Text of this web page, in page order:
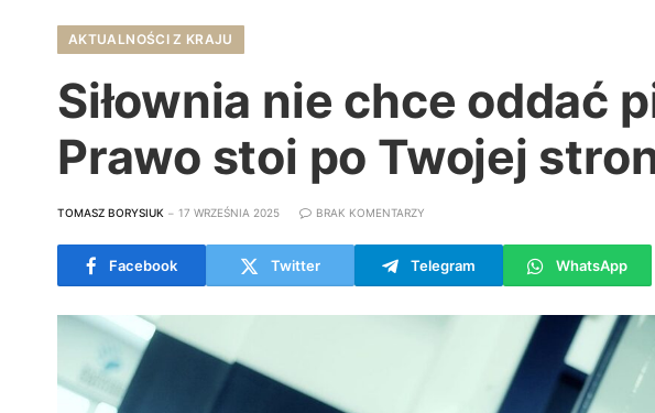
AKTUALNOŚCI Z KRAJU
Siłownia nie chce oddać
Prawo stoi po Twojej
TOMASZ BORYSIUK 17 WRZEŚNIA 2025 BRAK KOMENTARZY
Facebook Twitter Telegram WhatsApp